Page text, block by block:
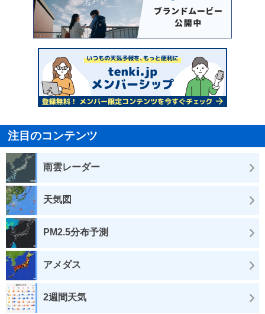
注目のコンテンツ
雨雲レーダー
天気図
PM2.5分布予測
アメダス
2週間天気